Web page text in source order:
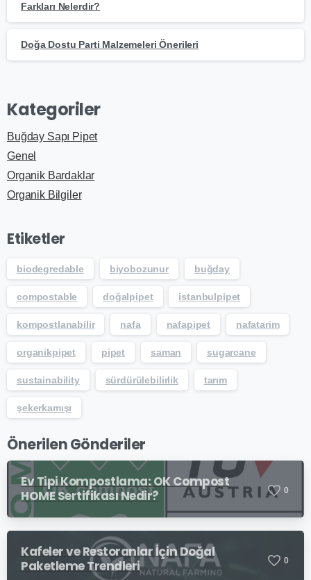
Farkları Nelerdir?
Doğa Dostu Parti Malzemeleri Önerileri
Kategoriler
Buğday Sapı Pipet
Genel
Organik Bardaklar
Organik Bilgiler
Etiketler
biodegredable biyobozunur buğday
compostable doğalpipet istanbulpipet
kompostlanabilir nafa nafapipet nafatarim
organikpipet pipet saman sugarcane
sustainability sürdürülebilirlik tarım
şekerkamışı
Önerilen Gönderiler
Ev Tipi Kompostlama: OK Compost
HOME Sertifikası Nedir?
0
Kafeler ve Restoranlar İçin Doğal
Paketleme Trendleri
0